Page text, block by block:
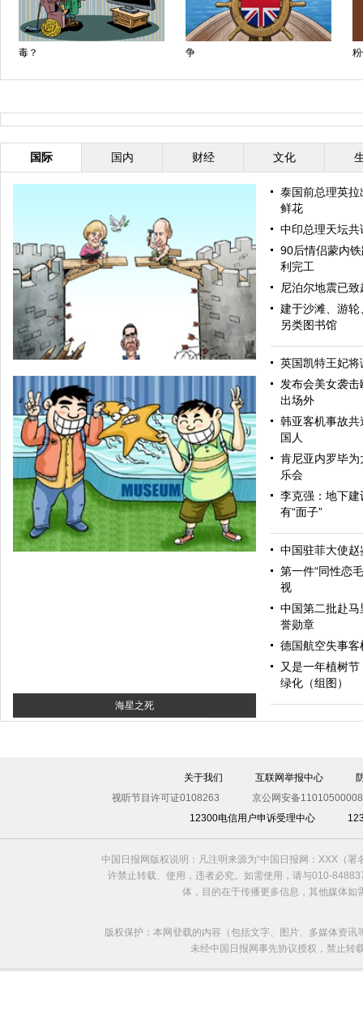
毒？ 争
国际 国内 财经 文化
和为贵
海星之死
泰国前总理英
鲜花
中印总理天坛共
90后情侣蒙内
利完工
尼泊尔地震已
建于沙滩、游
另类图书馆
英国凯特王妃
发布会美女袭
出场外
韩亚客机事故
国人
肯尼亚内罗毕
乐会
李克强：地下建
有“面子”
中国驻菲大使
第一件“同性恋
视
中国第二批赴
誉勋章
德国航空失事
又是一年植树
绿化（组图）
关于我们 互联网举报中心
视听节目许可证0108263
京公网安备
12300电信用户申诉受理中心
中国日报网版权说明：凡注明来源为“中国日报网：XXX（
许禁止转载、使用，违者必究。如需使用，请与010-
体，目的在于传播更多信息，其他媒体
版权保护：本网登载的内容（包括文字、图片、多媒体资
未经中国日报网事先协议授权，禁止转